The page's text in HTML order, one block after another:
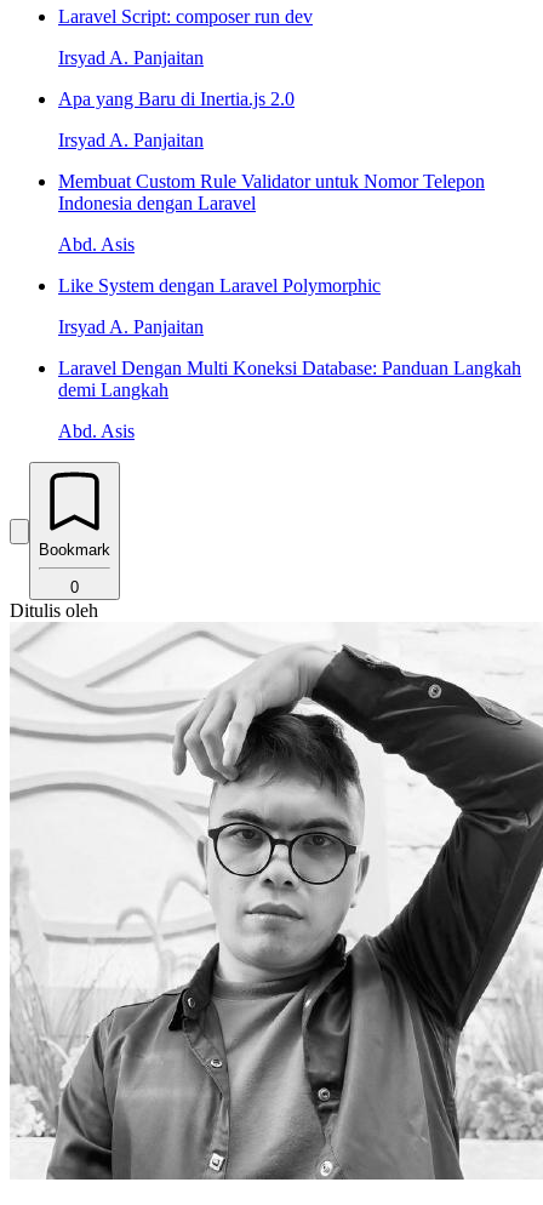
Laravel Script: composer run dev
Irsyad A. Panjaitan
Apa yang Baru di Inertia.js 2.0
Irsyad A. Panjaitan
Membuat Custom Rule Validator untuk Nomor Telepon
Indonesia dengan Laravel
Abd. Asis
Like System dengan Laravel Polymorphic
Irsyad A. Panjaitan
Laravel Dengan Multi Koneksi Database: Panduan Langkah
demi Langkah
Abd. Asis
Bookmark
0
Ditulis oleh